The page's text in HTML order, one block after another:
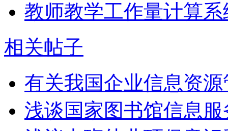
教师教学工作量计算
相关帖子
有关我国企业信息资
浅谈国家图书馆信息